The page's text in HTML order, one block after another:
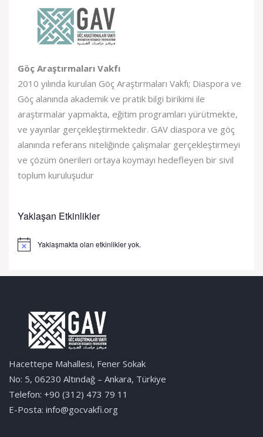
Göç Araştırmaları Vakfı
2010 yılında kurulan Göç Araştırmaları Vakfı; Diaspora ve
Göç alanında akademik ve pratik bilgi birikimi ile
araştırmalar yapmakta, eğitim programları yürütmekte,
ve yayınlar gerçekleştirmektedir. GAV diaspora ve göç
alanında referans niteliğinde çalışmalar gerçekleştirmeyi
ve çözüm önerileri ortaya koymayı hedefleyen bir sivil
toplum kuruluşudur
Yaklaşan Etkinlikler
Notice Yaklaşmakta olan etkinlikler yok.
Hacettepe Mahallesi, Fener Sokak
No: 5, 06230 Altındağ – Ankara, Türkiye
Telefon: +90 (312) 473 79 11
E-Posta: info@gocvakfi.org